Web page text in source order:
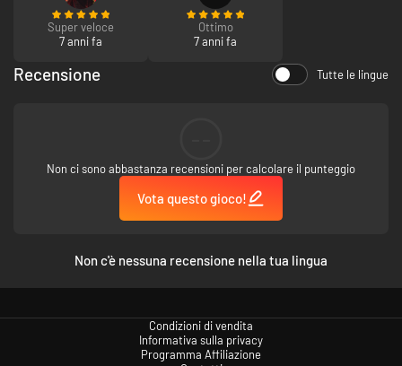
Super veloce
7 anni fa
Ottimo
7 anni fa
Recensione Tutte le lingue
Non ci sono abbastanza recensioni per calcolare il punteggio
Vota questo gioco!
Non c'è nessuna recensione nella tua lingua
Condizioni di vendita
Informativa sulla privacy
Programma Affiliazione